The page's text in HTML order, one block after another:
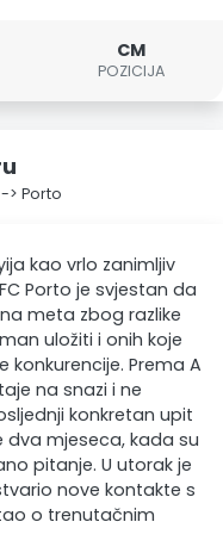
CM
POZICIJA
> Porto
kao vrlo zanimljiv
Porto je svjestan da
meta zbog razlike
uložiti i onih koje
konkurencije. Prema A
na snazi i ne
konkretan upit
dva mjeseca, kada su
pitanje. U utorak je
nove kontakte s
o trenutačnim